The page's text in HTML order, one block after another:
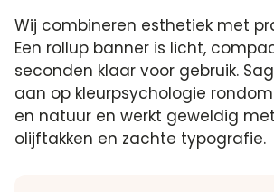
Wij combineren esthetiek met
Een rollup banner is licht,
seconden klaar voor gebruik.
aan op kleurpsychologie
en natuur en werkt geweldig
olijftakken en zachte typografie.